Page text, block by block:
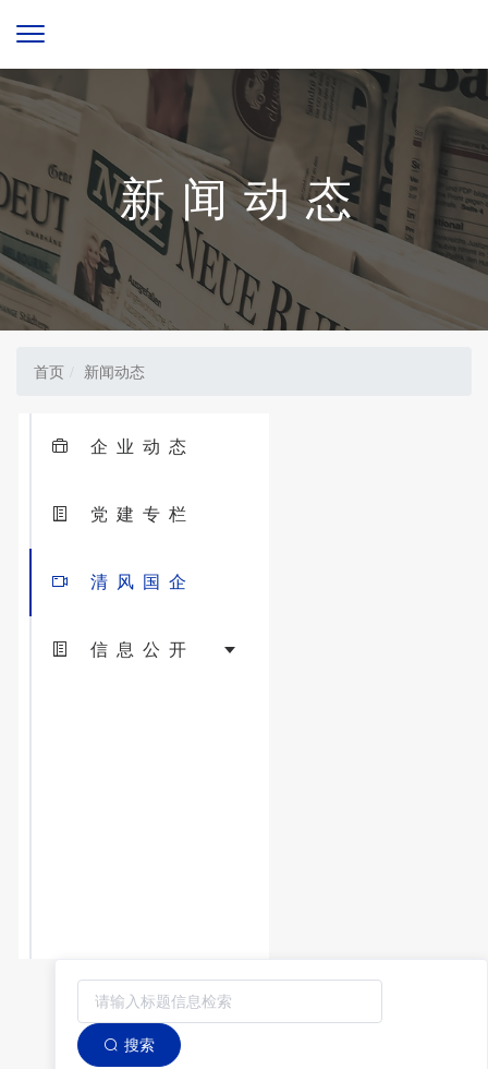
新闻动态
首页 新闻动态
企业动态
党建专栏
清风国企
信息公开
搜索